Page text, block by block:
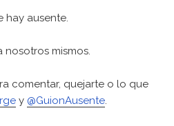
hay ausente.
nosotros mismos.
comentar, quejarte o lo que
y @GuionAusente.